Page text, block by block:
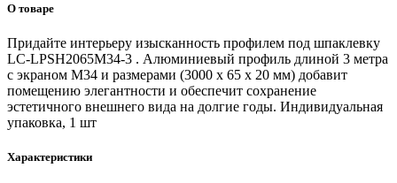
О товаре
Придайте интерьеру изысканность профилем под шпаклевку
LC-LPSH2065M34-3 . Алюминиевый профиль длиной 3 метра
с экраном M34 и размерами (3000 x 65 x 20 мм) добавит
помещению элегантности и обеспечит сохранение
эстетичного внешнего вида на долгие годы. Индивидуальная
упаковка, 1 шт
Характеристики